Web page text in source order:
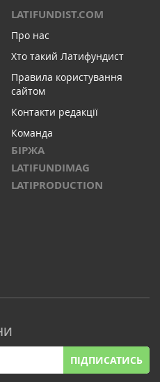
LATIFUNDIST.COM
Про нас
Хто такий Латифундист
Правила користування
сайтом
Контакти редакції
Команда
БІРЖА
LATIFUNDIMAG
LATIPRODUCTION
ПІДПИСАТИСЬ